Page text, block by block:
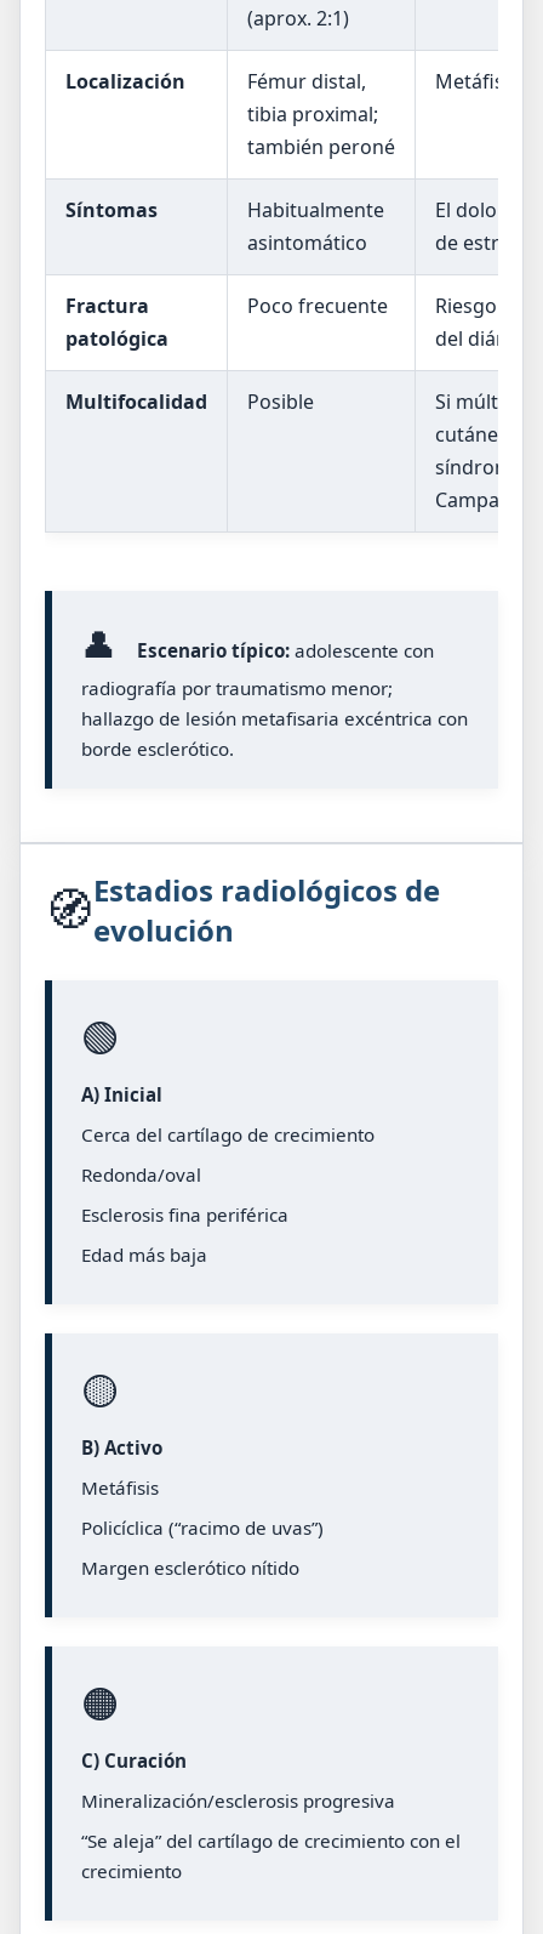
(aprox. 2:1)
Localización
Fémur distal,
tibia proximal;
también peroné
Metáfisis,
Síntomas
Habitualmente
asintomático
El dolor
de estrés
Fractura
patológica
Poco frecuente
Riesgo si
del
Multifocalidad Posible
Si
cutánea/
síndromes
👤 Escenario típico:adolescente con
radiografía por traumatismo menor;
hallazgo de lesión metafisaria excéntrica con
borde esclerótico.
🧭Estadios radiológicos de
evolución
🟢
A) Inicial
Cerca del cartílago de crecimiento
Redonda/oval
Esclerosis fina periférica
Edad más baja
🟡
B) Activo
Metáfisis
Policíclica (“racimo de uvas”)
Margen esclerótico nítido
🟠
C) Curación
Mineralización/esclerosis progresiva
“Se aleja” del cartílago de crecimiento con el
crecimiento